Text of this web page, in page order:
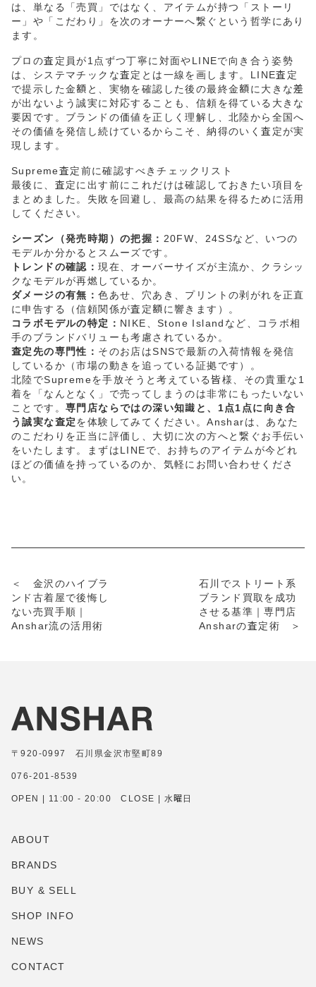
は、単なる「売買」ではなく、アイテムが持つ「ストーリ
ー」や「こだわり」を次のオーナーへ繋ぐという哲学にあり
ます。
プロの査定員が1点ずつ丁寧に対面やLINEで向き合う姿勢
は、システマチックな査定とは一線を画します。LINE査定
で提示した金額と、実物を確認した後の最終金額に大きな差
が出ないよう誠実に対応することも、信頼を得ている大きな
要因です。ブランドの価値を正しく理解し、北陸から全国へ
その価値を発信し続けているからこそ、納得のいく査定が実
現します。
Supreme査定前に確認すべきチェックリスト
最後に、査定に出す前にこれだけは確認しておきたい項目を
まとめました。失敗を回避し、最高の結果を得るために活用
してください。
シーズン（発売時期）の把握： 20FW、24SSなど、いつの
モデルか分かるとスムーズです。
トレンドの確認：現在、オーバーサイズが主流か、クラシッ
クなモデルが再燃しているか。
ダメージの有無：色あせ、穴あき、プリントの剥がれを正直
に申告する（信頼関係が査定額に響きます）。
コラボモデルの特定： NIKE、Stone Islandなど、コラボ相
手のブランドバリューも考慮されているか。
査定先の専門性： そのお店はSNSで最新の入荷情報を発信
しているか（市場の動きを追っている証拠です）。
北陸でSupremeを手放そうと考えている皆様、その貴重な1
着を「なんとなく」で売ってしまうのは非常にもったいない
ことです。 専門店ならではの深い知識と、1点1点に向き合
う誠実な査定を体験してみてください。Ansharは、あなた
のこだわりを正当に評価し、大切に次の方へと繋ぐお手伝い
をいたします。まずはLINEで、お持ちのアイテムが今どれ
ほどの価値を持っているのか、気軽にお問い合わせくださ
い。
＜ 金沢のハイブラ
ンド古着屋で後悔し
ない売買手順｜
Anshar流の活用術
石川でストリート系
ブランド買取を成功
させる基準｜専門店
Ansharの査定術 ＞
〒920-0997 石川県金沢市堅町89
076-201-8539
OPEN | 11:00 - 20:00 CLOSE | 水曜日
ABOUT
BRANDS
BUY & SELL
SHOP INFO
NEWS
CONTACT